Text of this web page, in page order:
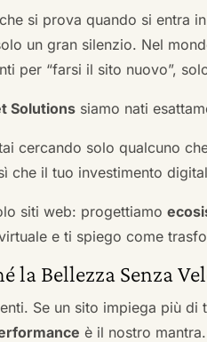
si prova quando si entra
un gran silenzio. Nel
per “farsi il sito nuovo”,
Solutions siamo nati
cercando solo qualcuno
che il tuo investimento
siti web: progettiamo
e ti spiego come
la Bellezza Senza
Se un sito impiega più
è il nostro mantra.